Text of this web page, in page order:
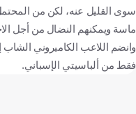
بوروسيا دورتموند
كريستيان كوفاني
البرتغال
الكاميرون
كرة قدم
سوى القليل عنه، لكن من
ماسة ويمكنهم النضال من أجل
فقط من ألباسيتي الإسباني.